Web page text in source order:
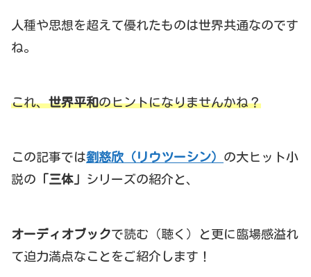
人種や思想を超えて優れたものは世界共通なのです
ね。
これ、世界平和のヒントになりませんかね？
この記事では劉慈欣（リウツーシン） の大ヒット小
説の 「三体」 シリーズの紹介と、
オーディオブックで読む（聴く）と更に臨場感溢れ
て迫力満点なことをご紹介します！